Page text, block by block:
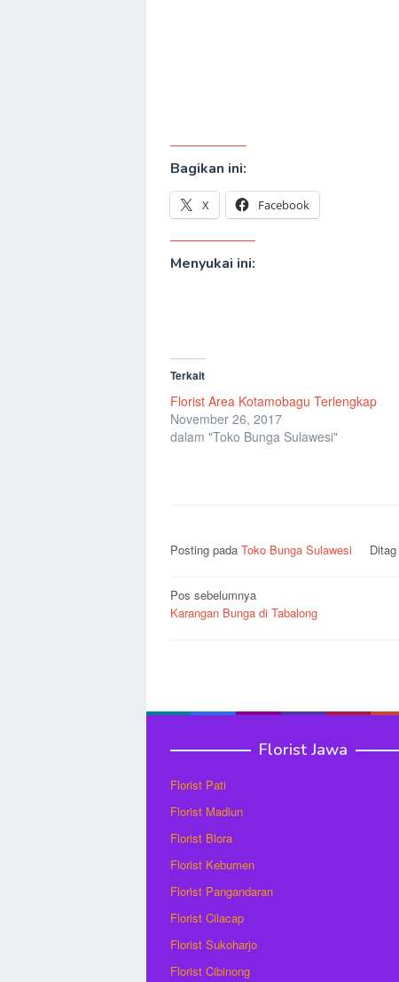
Bagikan ini:
X Facebook
Menyukai ini:
Terkait
Florist Area Kotamobagu Terlengkap
November 26, 2017
dalam "Toko Bunga Sulawesi"
Posting pada Toko Bunga Sulawesi Ditag
Navigasi
pos
Pos sebelumnya
Karangan Bunga di Tabalong
Florist Jawa
Florist Pati
Florist Madiun
Florist Blora
Florist Kebumen
Florist Pangandaran
Florist Cilacap
Florist Sukoharjo
Florist Cibinong